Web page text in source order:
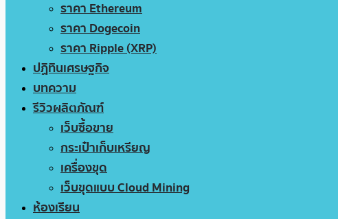
ราคา Ethereum
ราคา Dogecoin
ราคา Ripple (XRP)
ปฏิทินเศรษฐกิจ
บทความ
รีวิวผลิตภัณฑ์
เว็บซื้อขาย
กระเป๋าเก็บเหรียญ
เครื่องขุด
เว็บขุดแบบ Cloud Mining
ห้องเรียน